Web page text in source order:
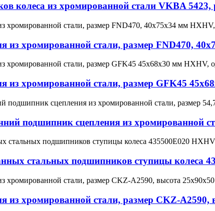
колеса из хромированной стали VKBA
из хромированной стали, размер FND470,
из хромированной стали, размер GFK45
подшипник сцепления из хромированной
стальных подшипников ступицы колеса
из хромированной стали, размер CKZ-A2590,